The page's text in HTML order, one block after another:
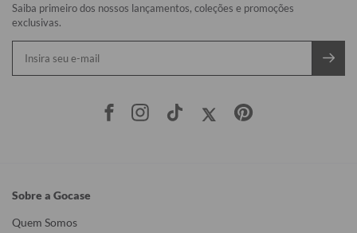
Saiba primeiro dos nossos lançamentos, coleções e promoções
exclusivas.
Sobre a Gocase
Quem Somos